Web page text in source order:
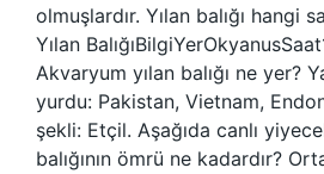
olmuşlardır. Yılan balığı hangi
Yılan
Akvaryum yılan balığı ne yer?
yurdu: Pakistan, Vietnam,
şekli: Etçil. Aşağıda canlı
balığının ömrü ne kadardır?